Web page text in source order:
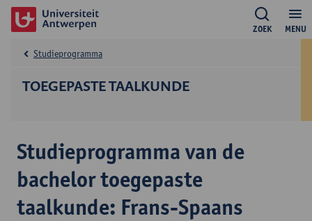
MENU
ZOEK
TOEGEPASTE TAALKUNDE
Studieprogramma
Studieprogramma van de
bachelor toegepaste
taalkunde: Frans-Spaans